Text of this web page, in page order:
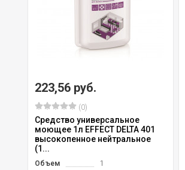
223,56 руб.
(0)
Средство универсальное
моющее 1л EFFECT DELTA 401
высокопенное нейтральное
(1...
Объем 1